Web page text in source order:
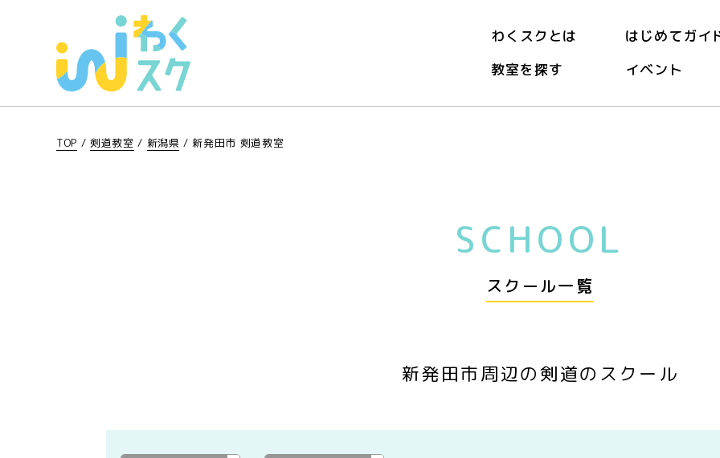
わくスクとは はじめてガイ
教室を探す
イベント
TOP / 剣道教室 / 新潟県 /新発田市 剣道教室
SCHOOL
スクール一覧
新発田市周辺の剣道のスクール